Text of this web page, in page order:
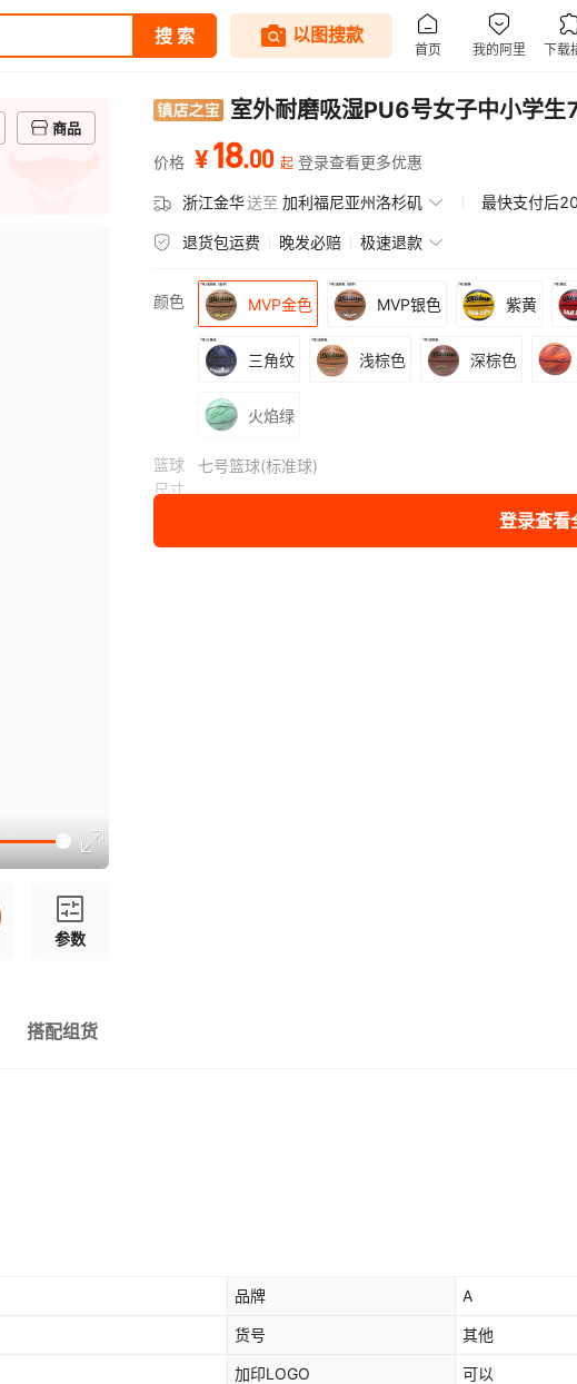
商品
参数
室外耐磨吸湿PU6号女子中小学
价格 ¥18.00 起 登录查看更多优惠
浙江金华送至 加利福尼亚州洛杉矶 最快支付后
退货包运费 晚发必赔 极速退款
颜色 MVP金色 MVP银色 紫黄
三角纹 浅棕色 深棕色
火焰绿
篮球
尺寸
七号篮球(标准球)
登录查看
搭配组货
品牌 A
货号 其他
加印LOGO 可以